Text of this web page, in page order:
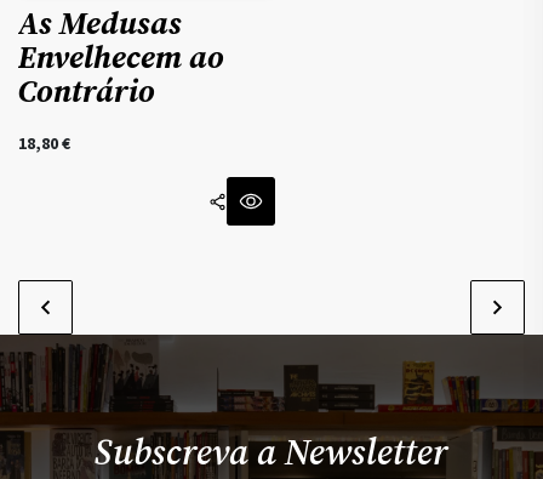
As Medusas
Envelhecem ao
Contrário
18,80€
Subscreva a Newsletter